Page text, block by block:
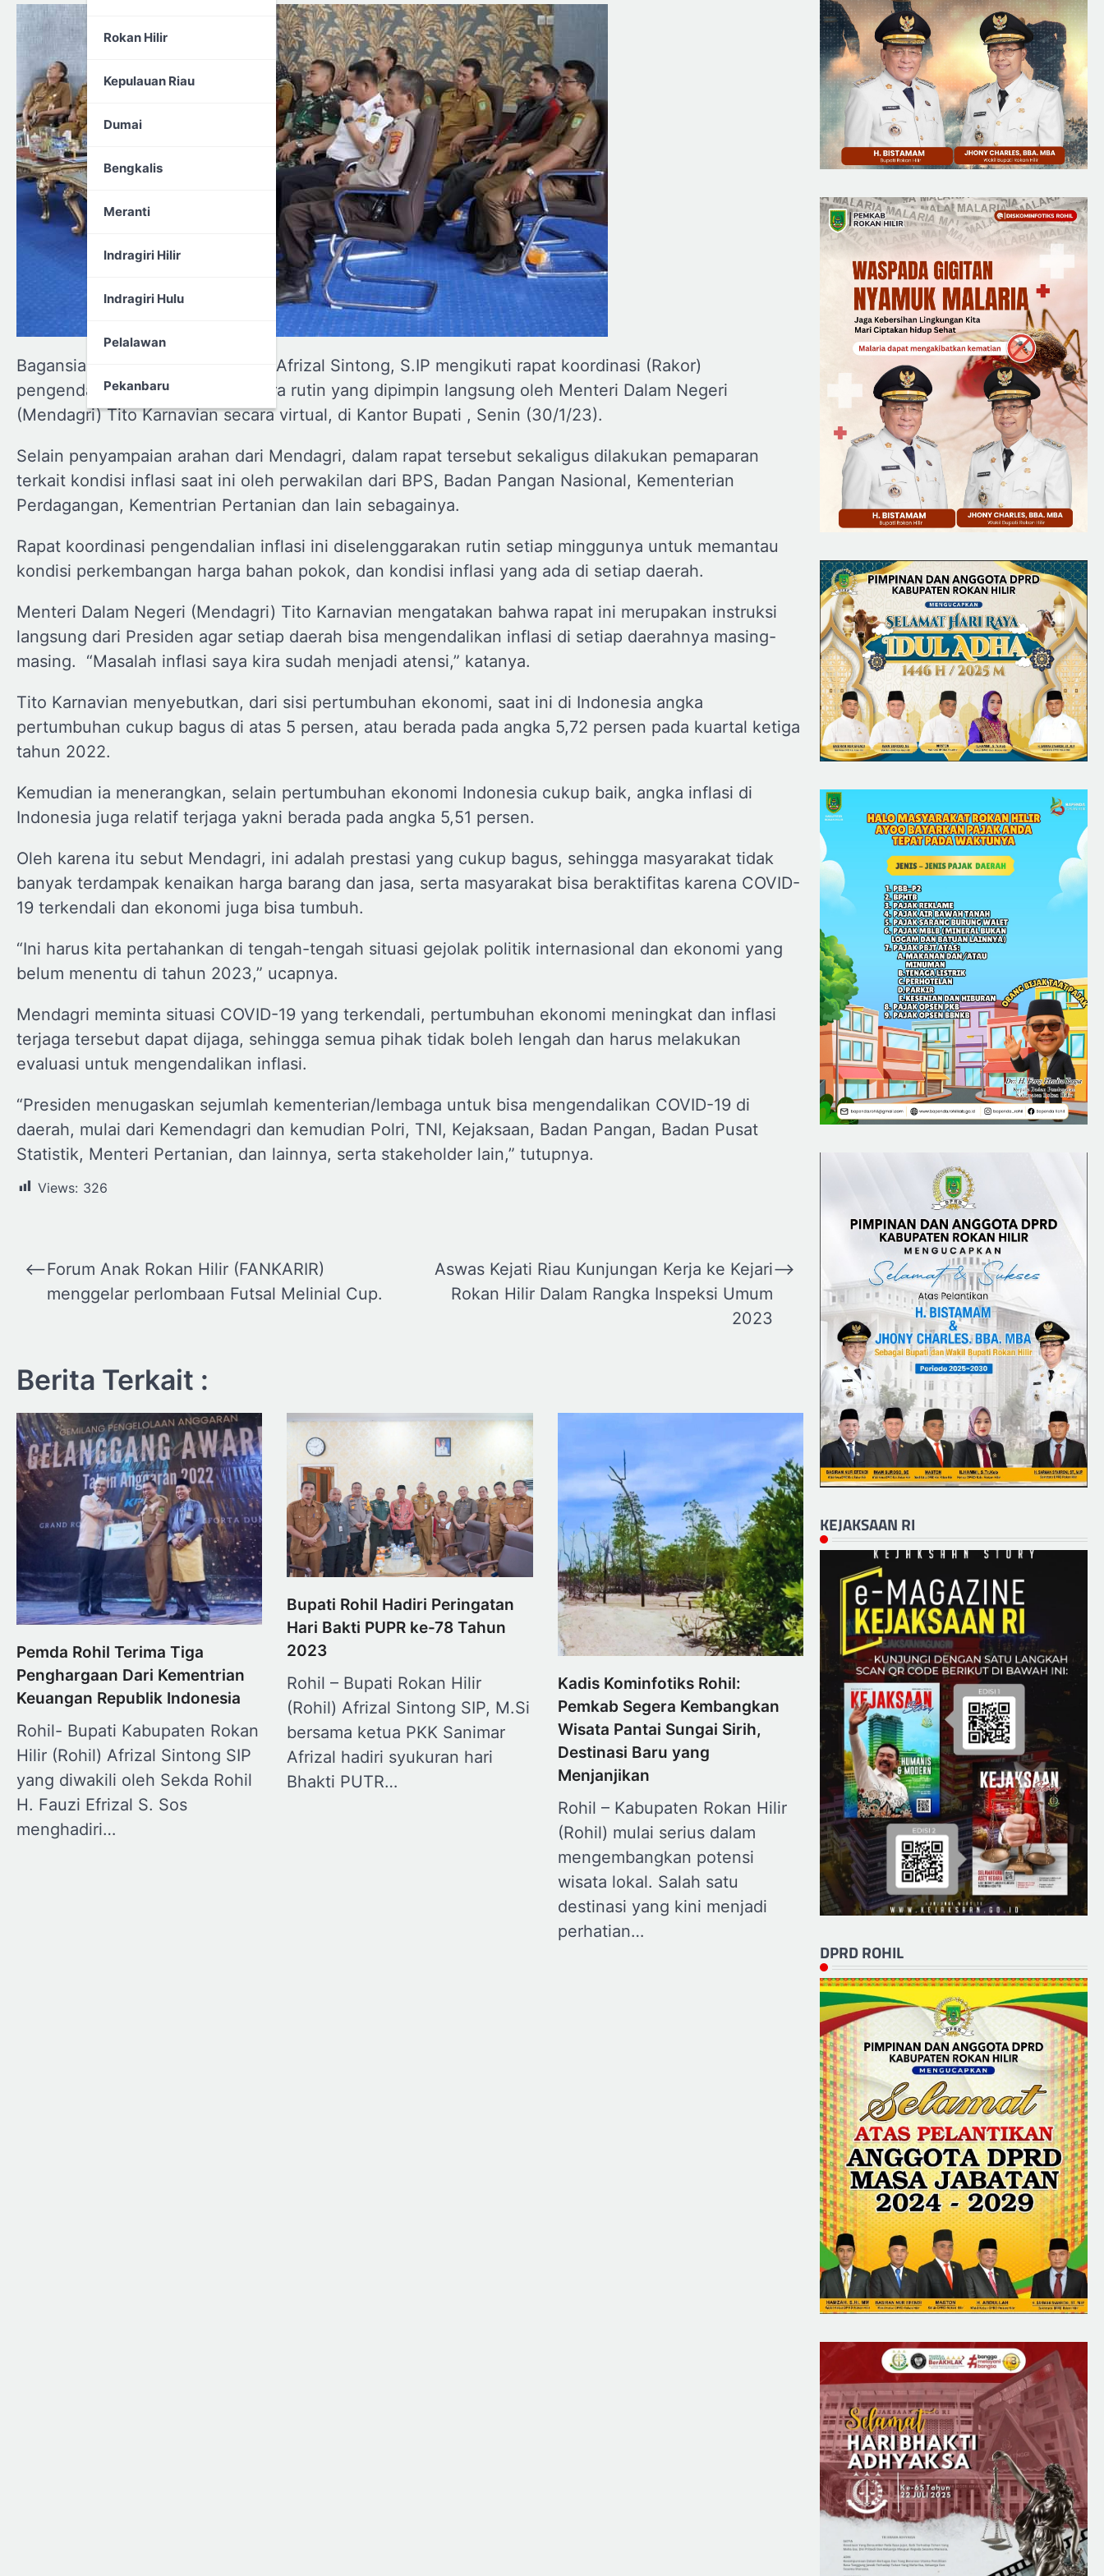
Rokan Hilir
Kepulauan Riau
Dumai
Bengkalis
Meranti
Indragiri Hilir
Indragiri Hulu
Pelalawan
Pekanbaru
Bagansiapiapi, Bupati Rokan Hilir Afrizal Sintong, S.IP mengikuti rapat koordinasi (Rakor)
pengendalian inflasi daerah secara rutin yang dipimpin langsung oleh Menteri Dalam Negeri
(Mendagri) Tito Karnavian secara virtual, di Kantor Bupati , Senin (30/1/23).
Selain penyampaian arahan dari Mendagri, dalam rapat tersebut sekaligus dilakukan pemaparan
terkait kondisi inflasi saat ini oleh perwakilan dari BPS, Badan Pangan Nasional, Kementerian
Perdagangan, Kementrian Pertanian dan lain sebagainya.
Rapat koordinasi pengendalian inflasi ini diselenggarakan rutin setiap minggunya untuk memantau
kondisi perkembangan harga bahan pokok, dan kondisi inflasi yang ada di setiap daerah.
Menteri Dalam Negeri (Mendagri) Tito Karnavian mengatakan bahwa rapat ini merupakan instruksi
langsung dari Presiden agar setiap daerah bisa mengendalikan inflasi di setiap daerahnya masing-
masing. “Masalah inflasi saya kira sudah menjadi atensi,” katanya.
Tito Karnavian menyebutkan, dari sisi pertumbuhan ekonomi, saat ini di Indonesia angka
pertumbuhan cukup bagus di atas 5 persen, atau berada pada angka 5,72 persen pada kuartal ketiga
tahun 2022.
Kemudian ia menerangkan, selain pertumbuhan ekonomi Indonesia cukup baik, angka inflasi di
Indonesia juga relatif terjaga yakni berada pada angka 5,51 persen.
Oleh karena itu sebut Mendagri, ini adalah prestasi yang cukup bagus, sehingga masyarakat tidak
banyak terdampak kenaikan harga barang dan jasa, serta masyarakat bisa beraktifitas karena COVID-
19 terkendali dan ekonomi juga bisa tumbuh.
“Ini harus kita pertahankan di tengah-tengah situasi gejolak politik internasional dan ekonomi yang
belum menentu di tahun 2023,” ucapnya.
Mendagri meminta situasi COVID-19 yang terkendali, pertumbuhan ekonomi meningkat dan inflasi
terjaga tersebut dapat dijaga, sehingga semua pihak tidak boleh lengah dan harus melakukan
evaluasi untuk mengendalikan inflasi.
“Presiden menugaskan sejumlah kementerian/lembaga untuk bisa mengendalikan COVID-19 di
daerah, mulai dari Kemendagri dan kemudian Polri, TNI, Kejaksaan, Badan Pangan, Badan Pusat
Statistik, Menteri Pertanian, dan lainnya, serta stakeholder lain,” tutupnya.
Views: 326
Navigasi
pos
⟵Forum Anak Rokan Hilir (FANKARIR)
menggelar perlombaan Futsal Melinial Cup.
Aswas Kejati Riau Kunjungan Kerja ke Kejari
Rokan Hilir Dalam Rangka Inspeksi Umum
2023
⟶
Berita Terkait :
Pemda Rohil Terima Tiga
Penghargaan Dari Kementrian
Keuangan Republik Indonesia
Rohil- Bupati Kabupaten Rokan
Hilir (Rohil) Afrizal Sintong SIP
yang diwakili oleh Sekda Rohil
H. Fauzi Efrizal S. Sos
menghadiri…
Bupati Rohil Hadiri Peringatan
Hari Bakti PUPR ke-78 Tahun
2023
Rohil – Bupati Rokan Hilir
(Rohil) Afrizal Sintong SIP, M.Si
bersama ketua PKK Sanimar
Afrizal hadiri syukuran hari
Bhakti PUTR…
Kadis Kominfotiks Rohil:
Pemkab Segera Kembangkan
Wisata Pantai Sungai Sirih,
Destinasi Baru yang
Menjanjikan
Rohil – Kabupaten Rokan Hilir
(Rohil) mulai serius dalam
mengembangkan potensi
wisata lokal. Salah satu
destinasi yang kini menjadi
perhatian…
KEJAKSAAN RI
DPRD ROHIL